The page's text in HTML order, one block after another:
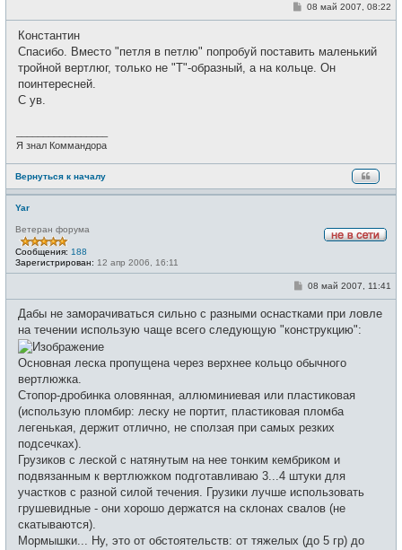
е
т
С
щ
н
08 май 2007, 08:22
Константин
Спасибо. Вместо "петля в петлю" попробуй поставить маленький
тройной вертлюг, только не "Т"-образный, а на кольце. Он
поинтересней.
С ув.
Я знал Коммандора
Вернуться к началу
Yar
е
т
Ветеран форума
Сообщения: 188
Зарегистрирован: 12 апр 2006, 16:11
С
б
щ
и
08 май 2007, 11:41
Дабы не заморачиваться сильно с разными оснастками при ловле
на течении использую чаще всего следующую "конструкцию":
Основная леска пропущена через верхнее кольцо обычного
вертлюжка.
Стопор-дробинка оловянная, аллюминиевая или пластиковая
(использую пломбир: леску не портит, пластиковая пломба
легенькая, держит отлично, не сползая при самых резких
подсечках).
Грузиков с леской с натянутым на нее тонким кембриком и
подвязанным к вертлюжком подготавливаю 3...4 штуки для
участков с разной силой течения. Грузики лучше использовать
грушевидные - они хорошо держатся на склонах свалов (не
скатываются).
Мормышки... Ну, это от обстоятельств: от тяжелых (до 5 гр) до